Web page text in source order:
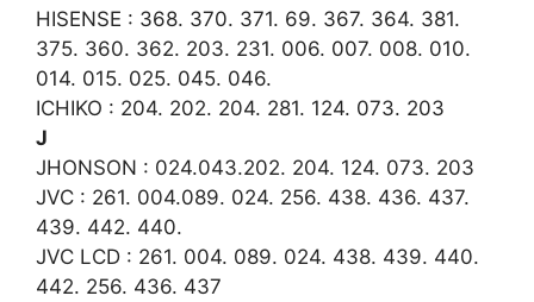
HISENSE : 368. 370. 371. 69. 367. 364. 381.
375. 360. 362. 203. 231. 006. 007. 008. 010.
014. 015. 025. 045. 046.
ICHIKO : 204. 202. 204. 281. 124. 073. 203
J
JHONSON : 024.043.202. 204. 124. 073. 203
JVC : 261. 004.089. 024. 256. 438. 436. 437.
439. 442. 440.
JVC LCD : 261. 004. 089. 024. 438. 439. 440.
442. 256. 436. 437